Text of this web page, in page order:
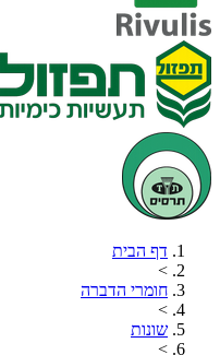
דף הבית
>
חומרי הדברה
>
שונות
>